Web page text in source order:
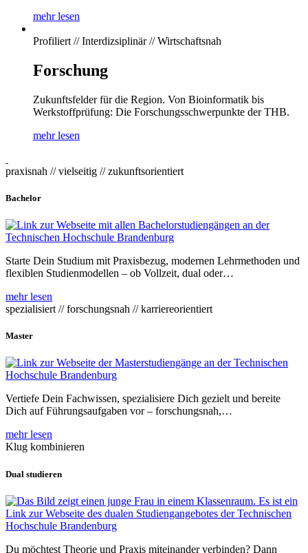
mehr lesen
Profiliert // Interdizsiplinär // Wirtschaftsnah
Forschung
Zukunftsfelder für die Region. Von Bioinformatik bis
Werkstoffprüfung: Die Forschungsschwerpunkte der THB.
mehr lesen
praxisnah // vielseitig // zukunftsorientiert
Bachelor
Starte Dein Studium mit Praxisbezug, modernen Lehrmethoden und
flexiblen Studienmodellen – ob Vollzeit, dual oder…
mehr lesen
spezialisiert // forschungsnah // karriereorientiert
Master
Vertiefe Dein Fachwissen, spezialisiere Dich gezielt und bereite
Dich auf Führungsaufgaben vor – forschungsnah,…
mehr lesen
Klug kombinieren
Dual studieren
Du möchtest Theorie und Praxis miteinander verbinden? Dann